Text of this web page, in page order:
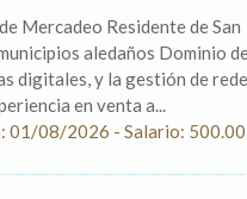
Mercadeo Residente de San
aledaños Dominio
digitales, y la gestión de
en venta a...
01/08/2026 - Salario: 500.00